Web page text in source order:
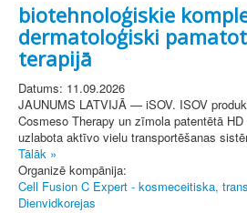
biotehnoloģiskie
dermatoloģiski
terapijā
Datums: 11.09.2026
JAUNUMS LATVIJĀ — iSOV. ISOV
Cosmeso Therapy un zīmola patentētā
uzlabota aktīvo vielu transportēšanas
Tālāk »
Organizē kompānija:
Cell Fusion C Expert - kosmeceitiska,
Dienvidkorejas